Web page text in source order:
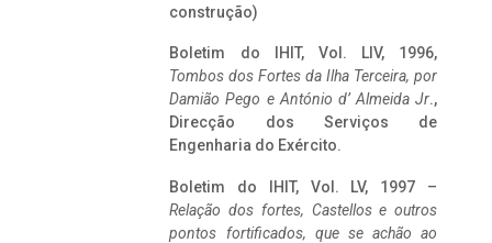
construção)
Boletim do IHIT, Vol. LIV, 1996,
Tombos dos Fortes da Ilha Terceira, por
Damião Pego e António d’ Almeida Jr.,
Direcção dos Serviços de
Engenharia do Exército.
Boletim do IHIT, Vol. LV, 1997 –
Relação dos fortes, Castellos e outros
pontos fortificados, que se achão ao